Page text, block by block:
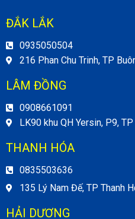
ĐẮK LẮK
0935050504
216 Phan Chu Trinh, TP
LÂM ĐỒNG
0908661091
LK90 khu QH Yersin, P9,
THANH HÓA
0835503636
135 Lý Nam Đế, TP Thanh
HẢI DƯƠNG